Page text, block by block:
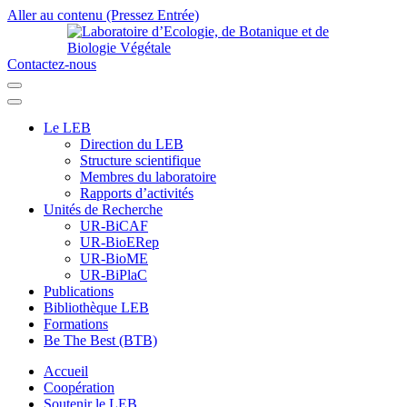
Aller au contenu (Pressez Entrée)
Contactez-nous
Le LEB
Direction du LEB
Structure scientifique
Membres du laboratoire
Rapports d’activités
Unités de Recherche
UR-BiCAF
UR-BioERep
UR-BioME
UR-BiPlaC
Publications
Bibliothèque LEB
Formations
Be The Best (BTB)
Accueil
Coopération
Soutenir le LEB